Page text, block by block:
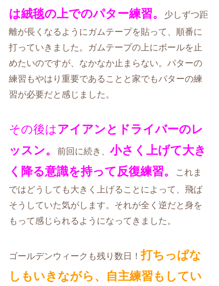
は絨毯の上でのパター練習。
少しずつ距
離が長くなるようにガムテープを貼って、順番に
打っていきました。ガムテープの上にボールを止
めたいのですが、なかなか止まらない。パターの
練習もやはり重要であることと家でもパターの練
習が必要だと感じました。
その後はアイアンとドライバーのレ
ッスン。
前回に続き、 小さく上げて大き
く降る意識を持って反復練習。
これま
ではどうしても大きく上げることによって、飛ば
そうしていた気がします。それが全く逆だと身を
もって感じられるようになってきました。
ゴールデンウィークも残り数日！打ちっぱな
しもいきながら、自主練習もしてい